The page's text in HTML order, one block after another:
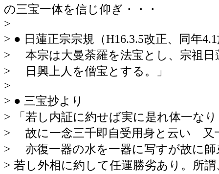
の三宝一体を信じ仰ぎ・・・
>
> ● 日蓮正宗宗規（H16.3.5改正、同年
> 本宗は大曼荼羅を法宝とし、宗祖日
> 日興上人を僧宝とする。」
>
> ● 三宝抄より
> 「若し内証に約せば実に是れ体一な
> 故に一念三千即自受用身と云い 又
> 亦復一器の水を一器に写すが故に
> 若し外相に約して任運勝劣あり。所